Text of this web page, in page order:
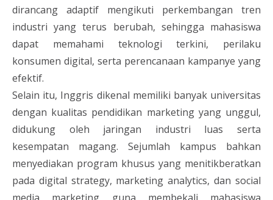
dirancang adaptif mengikuti perkembangan tren
industri yang terus berubah, sehingga mahasiswa
dapat memahami teknologi terkini, perilaku
konsumen digital, serta perencanaan kampanye yang
efektif.
Selain itu, Inggris dikenal memiliki banyak universitas
dengan kualitas pendidikan marketing yang unggul,
didukung oleh jaringan industri luas serta
kesempatan magang. Sejumlah kampus bahkan
menyediakan program khusus yang menitikberatkan
pada digital strategy, marketing analytics, dan social
media marketing guna membekali mahasiswa